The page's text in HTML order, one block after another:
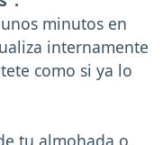
minutos en
internamente
como si ya lo